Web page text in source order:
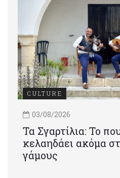
CULTURE
03/08/2026
Τα Σγαρτίλια: Το
κελαηδάει ακόμα
γάμους